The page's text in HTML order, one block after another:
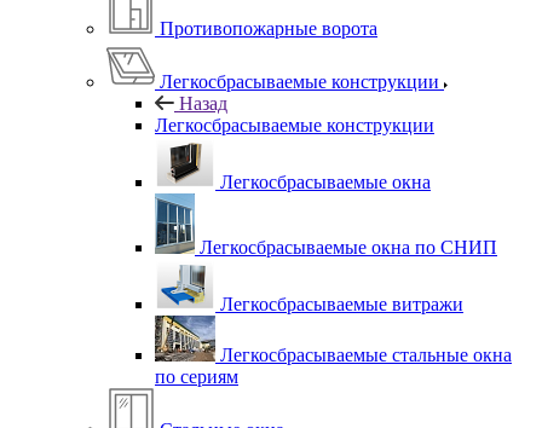
Противопожарные ворота
Легкосбрасываемые конструкции
Назад
Легкосбрасываемые конструкции
Легкосбрасываемые окна
Легкосбрасываемые окна по СНИП
Легкосбрасываемые витражи
Легкосбрасываемые стальные окна
по сериям